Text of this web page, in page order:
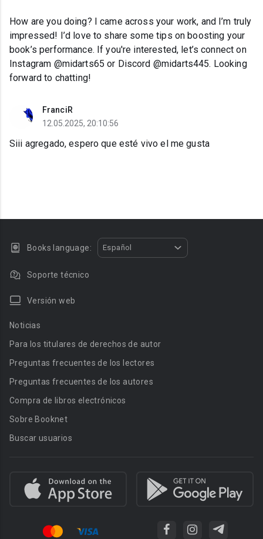
How are you doing? I came across your work, and I’m truly
impressed! I’d love to share some tips on boosting your
book’s performance. If you're interested, let’s connect on
Instagram @midarts65 or Discord @midarts445. Looking
forward to chatting!
FranciR
12.05.2025, 20:10:56
Siii agregado, espero que esté vivo el me gusta
Books language: Español
Soporte técnico
Versión web
Noticias
Para los titulares de derechos de autor
Preguntas frecuentes de los lectores
Preguntas frecuentes de los autores
Compra de libros electrónicos
Sobre Booknet
Buscar usuarios